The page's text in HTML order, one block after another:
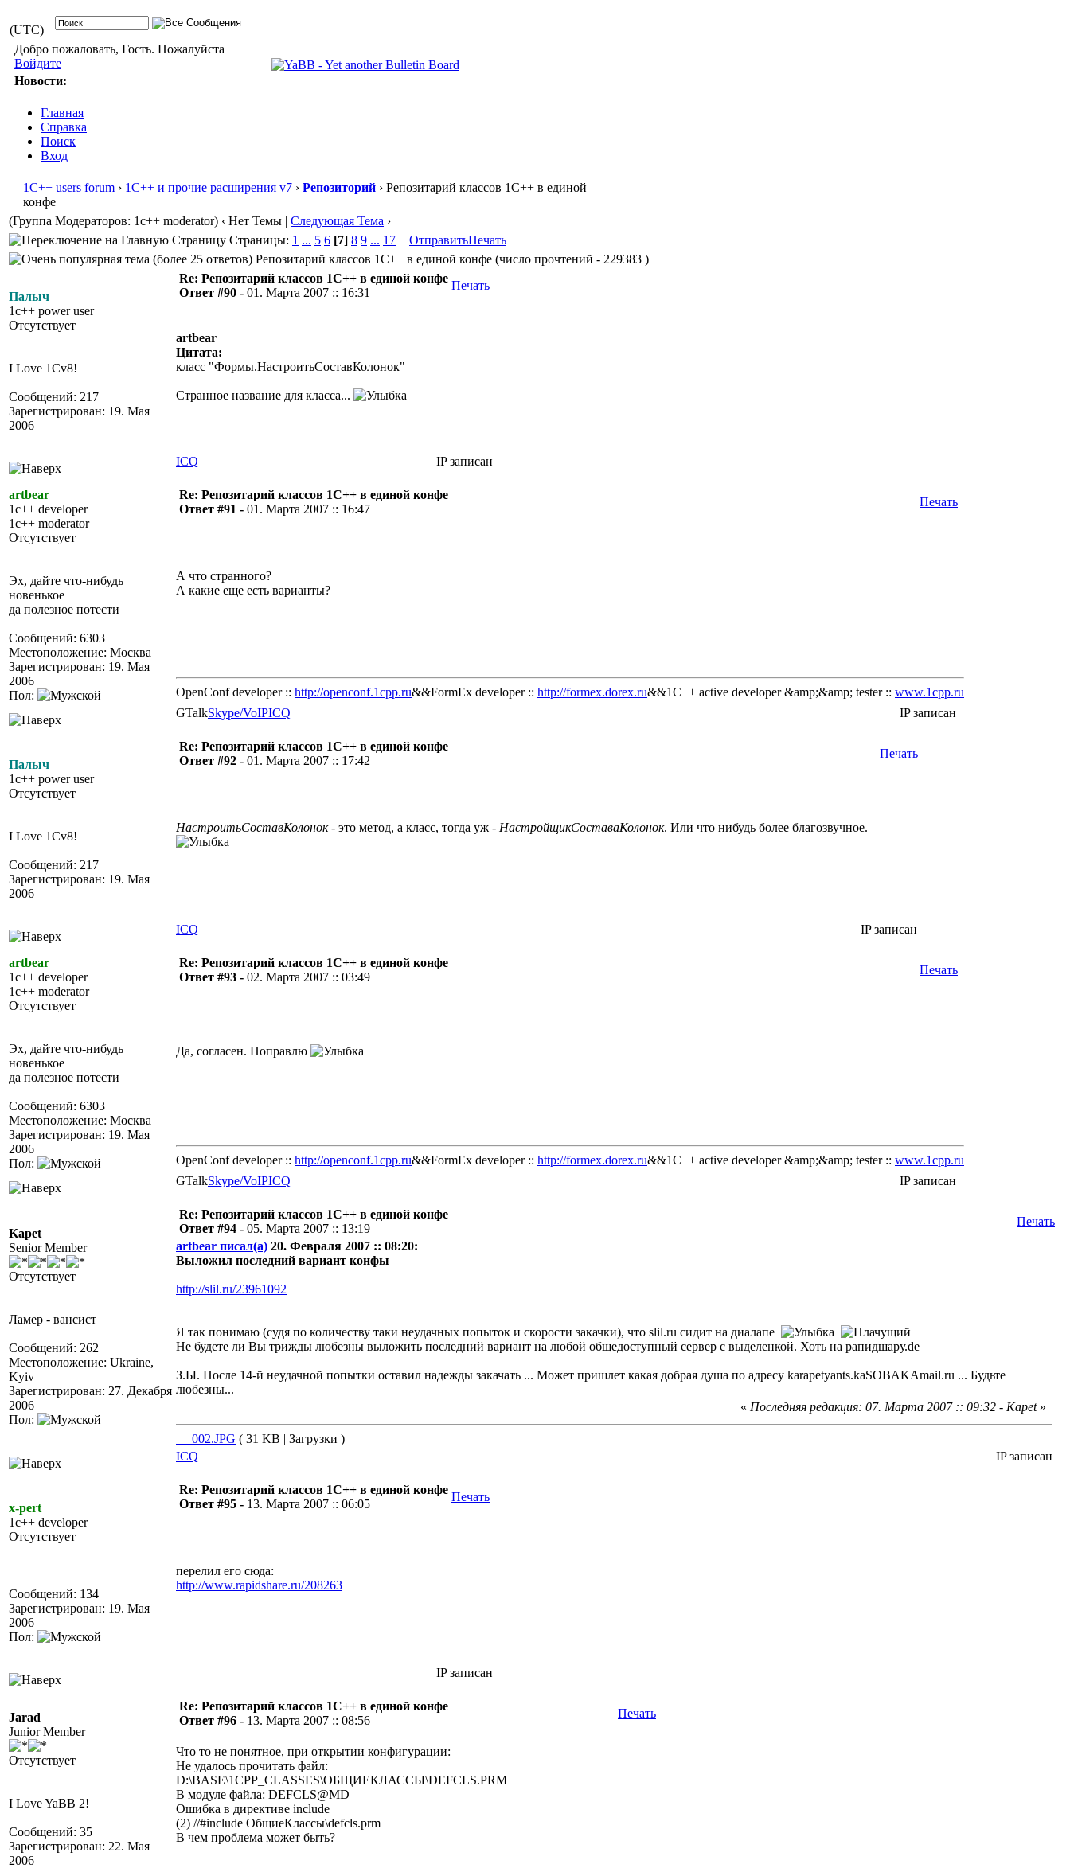
(UTC)
Добро пожаловать, Гость. Пожалуйста
Войдите
Новости:
Главная
Справка
Поиск
Вход
1С++ users forum › 1С++ и прочие расширения v7 › Репозиторий › Репозитарий классов 1С++ в единой
конфе
(Группа Модераторов: 1c++ moderator) ‹ Нет Темы | Следующая Тема ›
Страницы: 1 ... 5 6 [7] 8 9 ... 17 ОтправитьПечать
Репозитарий классов 1С++ в единой конфе (число прочтений - 229383 )
Палыч
1c++ power user
Отсутствует
I Love 1Cv8!
Сообщений: 217
Зарегистрирован: 19. Мая
2006
Re: Репозитарий классов 1С++ в единой конфе
Ответ #90 - 01. Марта 2007 :: 16:31
Печать
artbear
Цитата:
класс "Формы.НастроитьСоставКолонок"
Странное название для класса...
ICQ IP записан
artbear
1c++ developer
1c++ moderator
Отсутствует
Эх, дайте что-нибудь
новенькое
да полезное потести
Сообщений: 6303
Местоположение: Москва
Зарегистрирован: 19. Мая
2006
Пол:
Re: Репозитарий классов 1С++ в единой конфе
Ответ #91 - 01. Марта 2007 :: 16:47
Печать
А что странного?
А какие еще есть варианты?
OpenConf developer :: http://openconf.1cpp.ru&&FormEx developer :: http://formex.dorex.ru&&1C++ active developer &amp;&amp; tester :: www.1cpp.ru
GTalkSkype/VoIPICQ IP записан
Палыч
1c++ power user
Отсутствует
I Love 1Cv8!
Сообщений: 217
Зарегистрирован: 19. Мая
2006
Re: Репозитарий классов 1С++ в единой конфе
Ответ #92 - 01. Марта 2007 :: 17:42
Печать
НастроитьСоставКолонок- это метод, а класс, тогда уж - НастройщикСоставаКолонок. Или что нибудь более благозвучное.
ICQ IP записан
artbear
1c++ developer
1c++ moderator
Отсутствует
Эх, дайте что-нибудь
новенькое
да полезное потести
Сообщений: 6303
Местоположение: Москва
Зарегистрирован: 19. Мая
2006
Пол:
Re: Репозитарий классов 1С++ в единой конфе
Ответ #93 - 02. Марта 2007 :: 03:49
Печать
Да, согласен. Поправлю
OpenConf developer :: http://openconf.1cpp.ru&&FormEx developer :: http://formex.dorex.ru&&1C++ active developer &amp;&amp; tester :: www.1cpp.ru
GTalkSkype/VoIPICQ IP записан
Kapet
Senior Member
Отсутствует
Ламер - вансист
Сообщений: 262
Местоположение: Ukraine,
Kyiv
Зарегистрирован: 27. Декабря
2006
Пол:
Re: Репозитарий классов 1С++ в единой конфе
Ответ #94 - 05. Марта 2007 :: 13:19
Печать
artbear писал(а) 20. Февраля 2007 :: 08:20:
Выложил последний вариант конфы
http://slil.ru/23961092
Я так понимаю (судя по количеству таки неудачных попыток и скорости закачки), что slil.ru сидит на диалапе
Не будете ли Вы трижды любезны выложить последний вариант на любой общедоступный сервер с выделенкой. Хоть на рапидшару.de
З.Ы. После 14-й неудачной попытки оставил надежды закачать ... Может пришлет какая добрая душа по адресу karapetyants.kaSOBAKAmail.ru ... Будьте
любезны...
« Последняя редакция: 07. Марта 2007 :: 09:32 - Kapet»
__002.JPG ( 31 KB | Загрузки )
ICQ
IP записан
x-pert
1c++ developer
Отсутствует
Сообщений: 134
Зарегистрирован: 19. Мая
2006
Пол:
Re: Репозитарий классов 1С++ в единой конфе
Ответ #95 - 13. Марта 2007 :: 06:05
Печать
перелил его сюда:
http://www.rapidshare.ru/208263
IP записан
Jarad
Junior Member
Отсутствует
I Love YaBB 2!
Сообщений: 35
Зарегистрирован: 22. Мая
2006
Re: Репозитарий классов 1С++ в единой конфе
Ответ #96 - 13. Марта 2007 :: 08:56
Печать
Что то не понятное, при открытии конфигурации:
Не удалось прочитать файл:
D:\BASE\1CPP_CLASSES\ОБЩИЕКЛАССЫ\DEFCLS.PRM
В модуле файла: DEFCLS@MD
Ошибка в директиве include
(2) //#include ОбщиеКлассы\defcls.prm
В чем проблема может быть?